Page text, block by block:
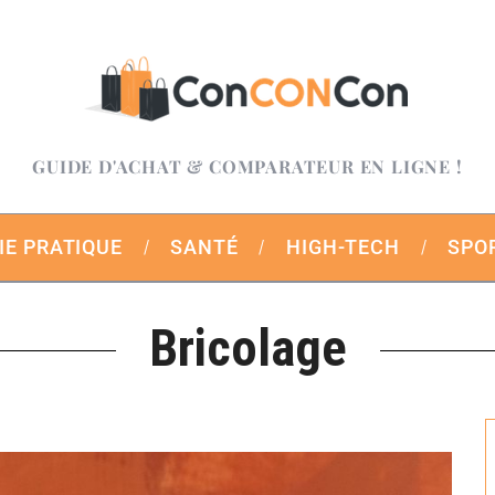
GUIDE D'ACHAT & COMPARATEUR EN LIGNE !
PRATIQUE SANTÉ HIGH-TECH
Bricolage